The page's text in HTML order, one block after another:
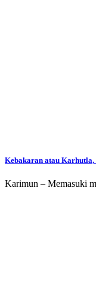
Kebakaran atau
Karimun – Memasuki